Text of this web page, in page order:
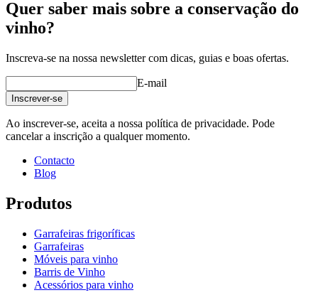
Quer saber mais sobre a conservação do
vinho?
Inscreva-se na nossa newsletter com dicas, guias e boas ofertas.
E-mail
Inscrever-se
Ao inscrever-se, aceita a nossa política de privacidade. Pode
cancelar a inscrição a qualquer momento.
Contacto
Blog
Produtos
Garrafeiras frigoríficas
Garrafeiras
Móveis para vinho
Barris de Vinho
Acessórios para vinho